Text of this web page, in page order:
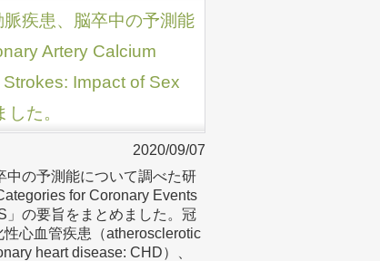
疾患、脳卒中の予測能
Artery Calcium
Impact of Sex
た。
2020/09/07
中の予測能について調べた研
for Coronary Events
」の要旨をまとめました。冠
心血管疾患（atherosclerotic
heart disease: CHD）、